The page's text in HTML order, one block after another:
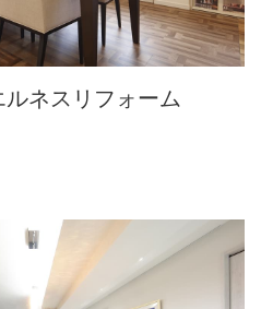
ネスリフォーム